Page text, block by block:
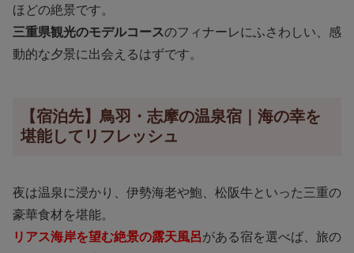
ほどの絶景です。
三重県観光のモデルコースのフィナーレにふさわしい、感
動的な夕景に出会えるはずです。
【宿泊先】鳥羽・志摩の温泉宿｜海の幸を
堪能してリフレッシュ
夜は温泉に浸かり、伊勢海老や鮑、松阪牛といった三重の
豪華食材を堪能。
リアス海岸を望む絶景の露天風呂がある宿を選べば、旅の